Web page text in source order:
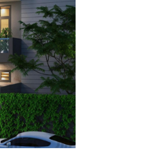
trúc sư đã lên một bản
phong cách hiện đại
thiết kế đẹp mà còn đảm
những thông tin tổng quan
thất khang trang, thoáng
nhà cấp 4 xung quanh. Ngôi
và bắt mắt. Tuy diện tích